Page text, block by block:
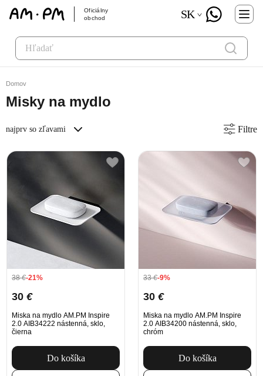
Oficiálny
obchod
SK
Domov
Misky na mydlo
najprv so zľavami Filtre
38€-21%
30 €
Miska na mydlo AM.PM Inspire
2.0 AIB34222 nástenná, sklo,
čierna
Do košíka
33€-9%
30 €
Miska na mydlo AM.PM Inspire
2.0 AIB34200 nástenná, sklo,
chróm
Do košíka